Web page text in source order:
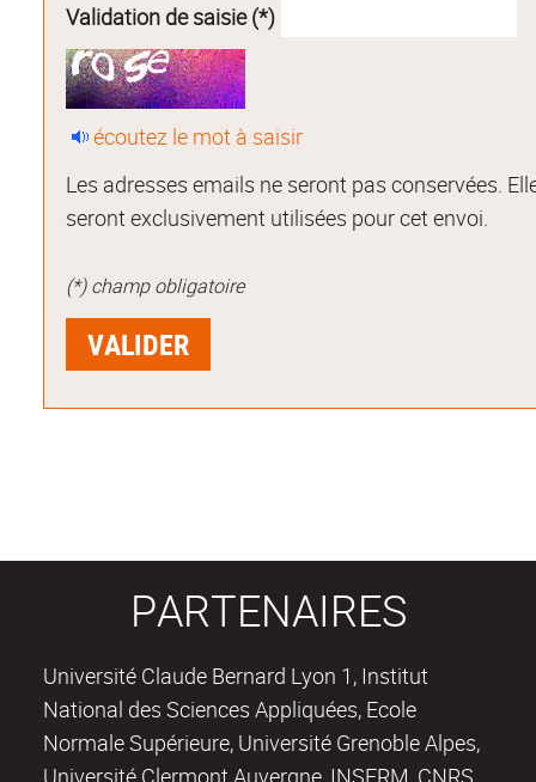
Validation de saisie (*)
écoutez le mot à saisir
Les adresses emails ne seront pas conservées.
seront exclusivement utilisées pour cet envoi.
(*) champ obligatoire
PARTENAIRES
Université Claude Bernard Lyon 1, Institut
National des Sciences Appliquées, Ecole
Normale Supérieure, Université Grenoble Alpes,
Université Clermont Auvergne, INSERM, CNRS,